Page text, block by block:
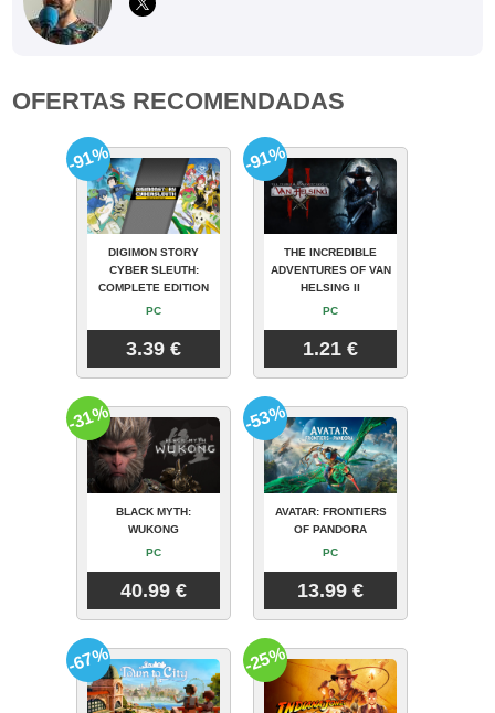
OFERTAS RECOMENDADAS
DIGIMON STORY
CYBER SLEUTH:
COMPLETE EDITION
PC
3.39 €
-91%
THE INCREDIBLE
ADVENTURES OF VAN
HELSING II
PC
1.21 €
-91%
BLACK MYTH:
WUKONG
PC
40.99 €
-31%
AVATAR: FRONTIERS
OF PANDORA
PC
13.99 €
-53%
-67% -25%